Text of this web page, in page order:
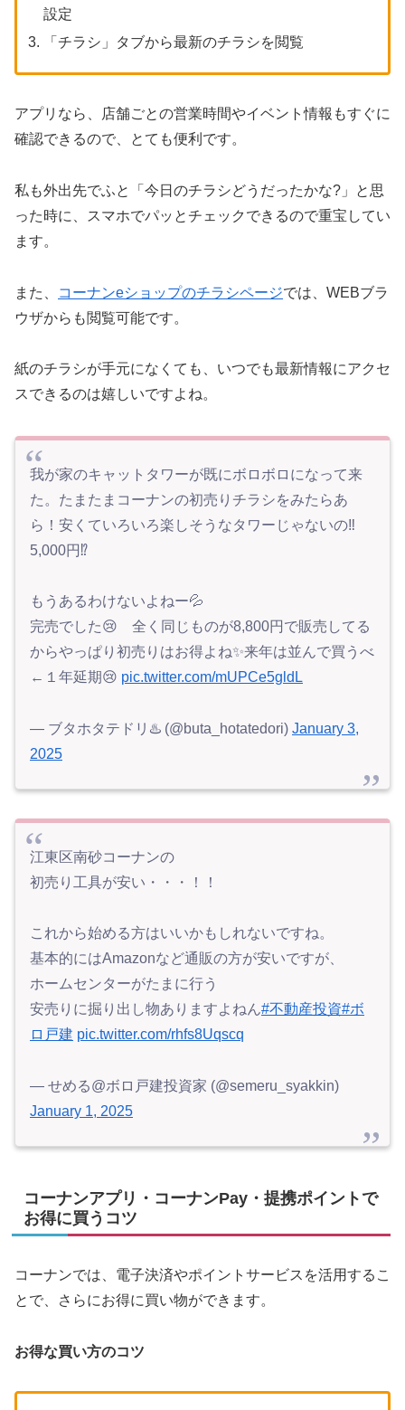
設定
「チラシ」タブから最新のチラシを閲覧
アプリなら、店舗ごとの営業時間やイベント情報もすぐに
確認できるので、とても便利です。
私も外出先でふと「今日のチラシどうだったかな?」と思
った時に、スマホでパッとチェックできるので重宝してい
ます。
また、 コーナンeショップのチラシページでは、WEBブラ
ウザからも閲覧可能です。
紙のチラシが手元になくても、いつでも最新情報にアクセ
スできるのは嬉しいですよね。
我が家のキャットタワーが既にボロボロになって来
た。たまたまコーナンの初売りチラシをみたらあ
ら！安くていろいろ楽しそうなタワーじゃないの‼️
5,000円⁉️
もうあるわけないよねー💦
完売でした😢 全く同じものが8,800円で販売してる
からやっぱり初売りはお得よね✨来年は並んで買うべ
←１年延期😢 pic.twitter.com/mUPCe5gldL
— ブタホタテドリ♨️ (@buta_hotatedori) January 3,
2025
江東区南砂コーナンの
初売り工具が安い・・・！！
これから始める方はいいかもしれないですね。
基本的にはAmazonなど通販の方が安いですが、
ホームセンターがたまに行う
安売りに掘り出し物ありますよねん#不動産投資#ボ
ロ戸建 pic.twitter.com/rhfs8Uqscq
— せめる@ボロ戸建投資家 (@semeru_syakkin)
January 1, 2025
コーナンアプリ・コーナンPay・提携ポイントで
お得に買うコツ
コーナンでは、電子決済やポイントサービスを活用するこ
とで、さらにお得に買い物ができます。
お得な買い方のコツ